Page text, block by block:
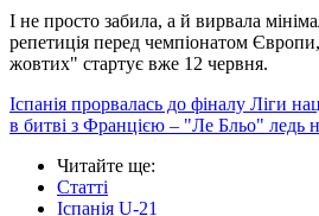
І не просто забила, а й вирвала
репетиція перед чемпіонатом
жовтих" стартує вже 12 червня.
Іспанія прорвалась до фіналу Ліги
в битві з Францією – "Ле Бльо" ледь
Читайте ще:
Статті
Іспанія U-21